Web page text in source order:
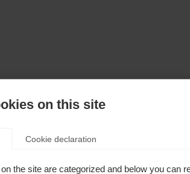
on this site
Cookie declaration
the site are categorized and below you can